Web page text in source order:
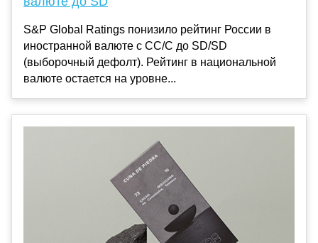
S&P Global Ratings понизило рейтинг России в
иностранной валюте с CC/C до SD/SD
(выборочный дефолт). Рейтинг в национальной
валюте остается на уровне...